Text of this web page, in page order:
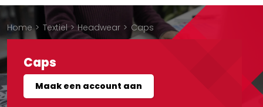
Home > Textiel > Headwear > Caps
Caps
Maak een account aan